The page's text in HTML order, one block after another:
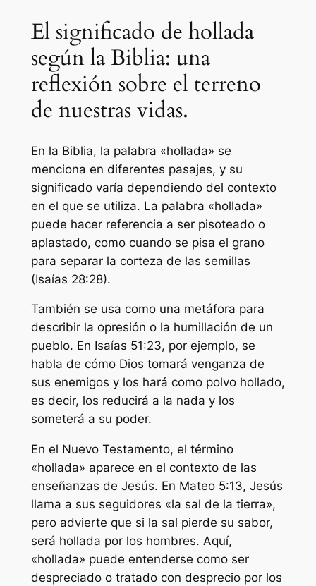
El significado de hollada
según la Biblia: una
reflexión sobre el terreno
de nuestras vidas.
En la Biblia, la palabra «hollada» se
menciona en diferentes pasajes, y su
significado varía dependiendo del contexto
en el que se utiliza. La palabra «hollada»
puede hacer referencia a ser pisoteado o
aplastado, como cuando se pisa el grano
para separar la corteza de las semillas
(Isaías 28:28).
También se usa como una metáfora para
describir la opresión o la humillación de un
pueblo. En Isaías 51:23, por ejemplo, se
habla de cómo Dios tomará venganza de
sus enemigos y los hará como polvo hollado,
es decir, los reducirá a la nada y los
someterá a su poder.
En el Nuevo Testamento, el término
«hollada» aparece en el contexto de las
enseñanzas de Jesús. En Mateo 5:13, Jesús
llama a sus seguidores «la sal de la tierra»,
pero advierte que si la sal pierde su sabor,
será hollada por los hombres. Aquí,
«hollada» puede entenderse como ser
despreciado o tratado con desprecio por los